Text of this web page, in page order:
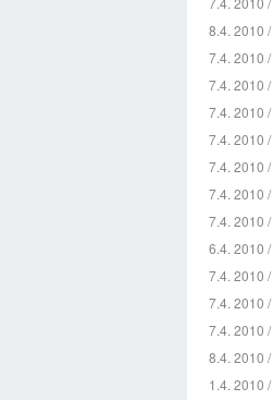
8.4. 2010 /
7.4. 2010 /
7.4. 2010 /
7.4. 2010 /
7.4. 2010 /
7.4. 2010 /
7.4. 2010 /
7.4. 2010 /
6.4. 2010 /
7.4. 2010 /
7.4. 2010 /
7.4. 2010 /
8.4. 2010 /
1.4. 2010 /